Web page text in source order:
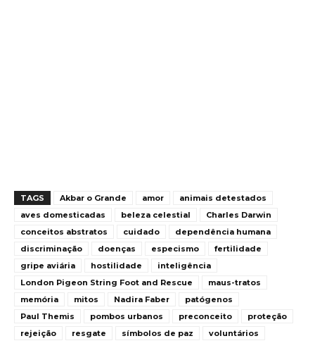
TAGS Akbar o Grande amor
animais detestados
aves domesticadas
beleza celestial
Charles Darwin
conceitos abstratos
cuidado
dependência humana
discriminação
doenças especismo
fertilidade
gripe aviária
hostilidade
inteligência
London Pigeon String Foot and Rescue
maus-tratos
memória
mitos Nadira Faber
patógenos
Paul Themis
pombos urbanos preconceito
proteção
rejeição
resgate símbolos de paz voluntários